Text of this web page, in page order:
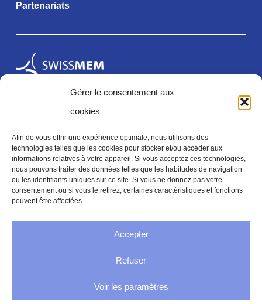
Gérer le consentement aux
cookies
Afin de vous offrir une expérience optimale, nous utilisons des
technologies telles que les cookies pour stocker et/ou accéder aux
informations relatives à votre appareil. Si vous acceptez ces technologies,
nous pouvons traiter des données telles que les habitudes de navigation
ou les identifiants uniques sur ce site. Si vous ne donnez pas votre
consentement ou si vous le retirez, certaines caractéristiques et fonctions
peuvent être affectées.
Accepter
Refuser
Voir les paramètres
Partenariats
Mentions légales
Mentions legales
Directive sur les cookies (UE)